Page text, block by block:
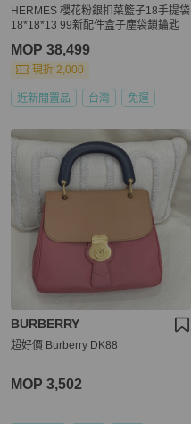
HERMES 櫻花粉銀扣菜籃子18手提袋
18*18*13 99新配件盒子塵袋鎖鑰匙
MOP 38,499
現折 2,000
近新閒置品 台灣 免運
BURBERRY
超好價 Burberry DK88
MOP 3,502